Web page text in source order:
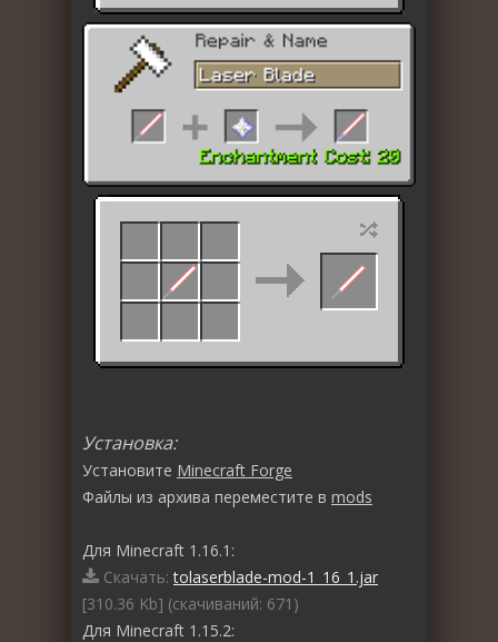
Установка:
Установите Minecraft Forge
Файлы из архива переместите в mods
Для Minecraft 1.16.1:
Скачать:tolaserblade-mod-1_16_1.jar
[310.36 Kb] (cкачиваний: 671)
Для Minecraft 1.15.2: